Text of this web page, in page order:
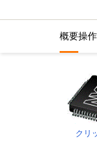
概要操
クリ